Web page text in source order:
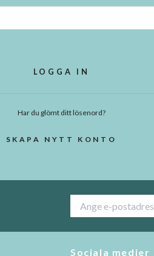
Har du glömt ditt lösenord?
SKAPA NYTT KONTO
Sociala medier